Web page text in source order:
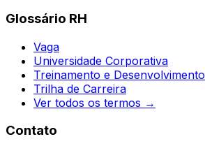
Glossário RH
Vaga
Universidade Corporativa
Treinamento e Desenvolvimento
Trilha de Carreira
Ver todos os termos →
Contato